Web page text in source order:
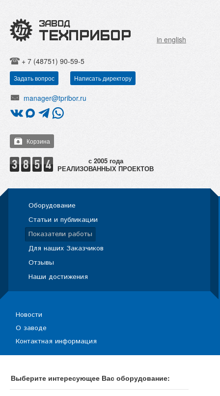
in english
+ 7 (48751) 90-59-5
Задать вопрос Написать директору
manager@tpribor.ru
Корзина
РЕАЛИЗОВАННЫХ ПРОЕКТОВ
Оборудование
Статьи и публикации
Показатели работы
Для наших Заказчиков
Отзывы
Наши достижения
Новости
О заводе
Контактная информация
Выберите интересующее Вас оборудование: